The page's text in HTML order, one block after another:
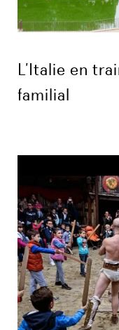
L’Italie en
familial